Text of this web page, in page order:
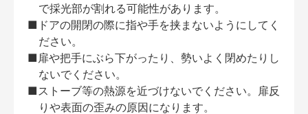
で採光部が割れる可能性があります。
■ドアの開閉の際に指や手を挟まないようにしてく
ださい。
■扉や把手にぶら下がったり、勢いよく閉めたりし
ないでください。
■ストーブ等の熱源を近づけないでください。扉反
りや表面の歪みの原因になります。